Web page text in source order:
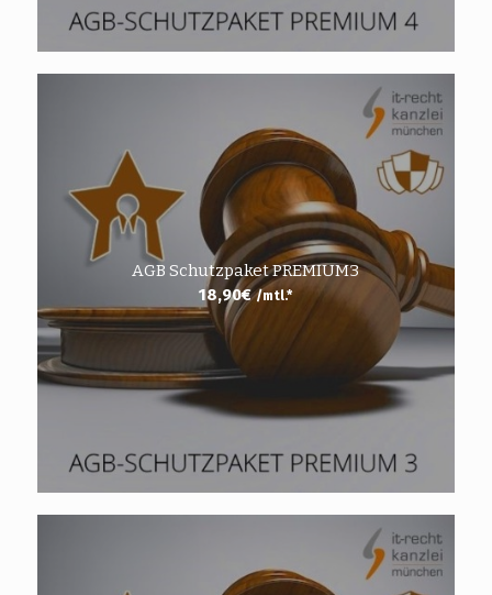
AGB Schutzpaket PREMIUM3
18,90€ /mtl.*